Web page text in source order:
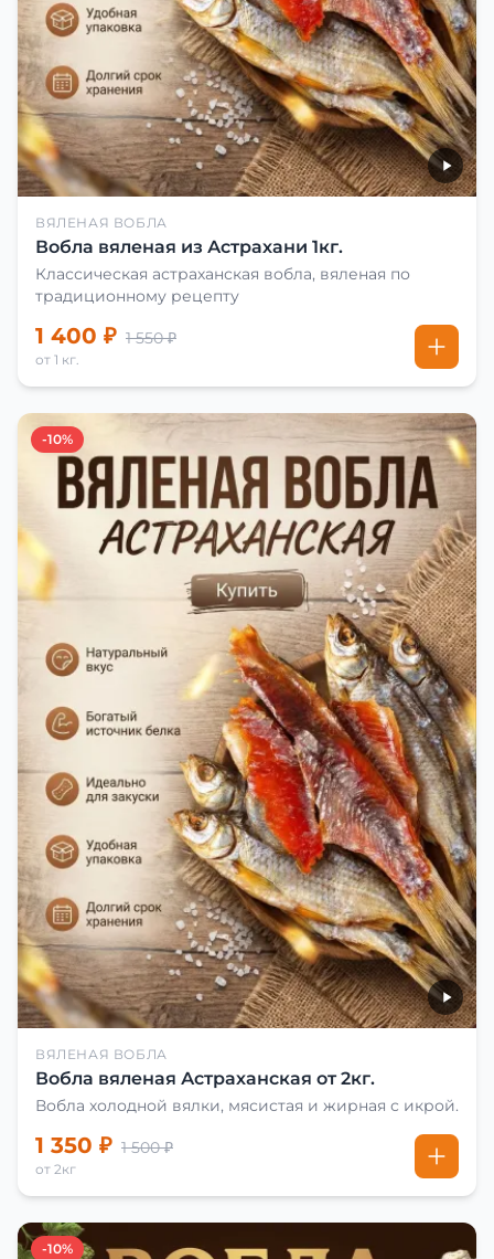
ВЯЛЕНАЯ ВОБЛА
Вобла вяленая из Астрахани 1кг.
Классическая астраханская вобла, вяленая по
традиционному рецепту
1 400 ₽ 1 550 ₽
от 1 кг.
-10%
ВЯЛЕНАЯ ВОБЛА
Вобла вяленая Астраханская от 2кг.
Вобла холодной вялки, мясистая и жирная с икрой.
1 350 ₽ 1 500 ₽
от 2кг
-10%